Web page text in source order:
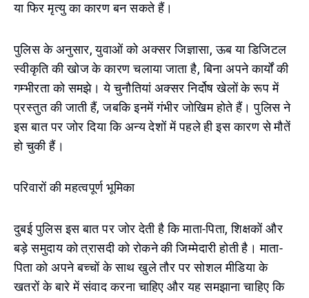
या फिर मृत्यु का कारण बन सकते हैं।
पुलिस के अनुसार, युवाओं को अक्सर जिज्ञासा, ऊब या डिजिटल
स्वीकृति की खोज के कारण चलाया जाता है, बिना अपने कार्यों की
गम्भीरता को समझे। ये चुनौतियां अक्सर निर्दोष खेलों के रूप में
प्रस्तुत की जाती हैं, जबकि इनमें गंभीर जोखिम होते हैं। पुलिस ने
इस बात पर जोर दिया कि अन्य देशों में पहले ही इस कारण से मौतें
हो चुकी हैं।
परिवारों की महत्वपूर्ण भूमिका
दुबई पुलिस इस बात पर जोर देती है कि माता-पिता, शिक्षकों और
बड़े समुदाय को त्रासदी को रोकने की जिम्मेदारी होती है। माता-
पिता को अपने बच्चों के साथ खुले तौर पर सोशल मीडिया के
खतरों के बारे में संवाद करना चाहिए और यह समझाना चाहिए कि